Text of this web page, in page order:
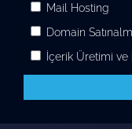
Mail Hosting
Domain
İçerik Üretimi ve